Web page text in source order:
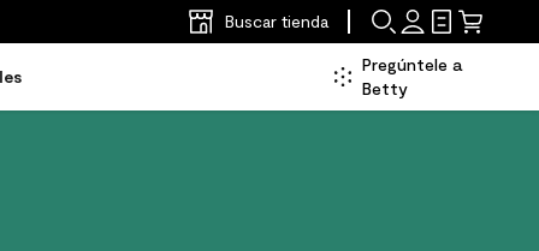
Buscar tienda
Pregúntele a
Betty